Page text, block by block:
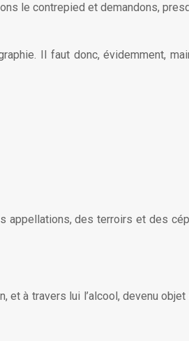
le contrepied et demandons,
Il faut donc, évidemment,
des terroirs et des
à travers lui l’alcool, devenu objet